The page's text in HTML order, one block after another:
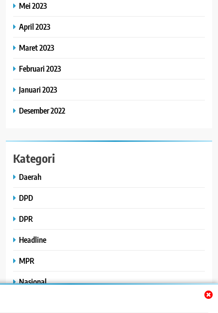
Mei 2023
April 2023
Maret 2023
Februari 2023
Januari 2023
Desember 2022
Kategori
Daerah
DPD
DPR
Headline
MPR
Nasional